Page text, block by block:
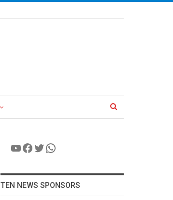
YouTube
Facebook
Twitter
WhatsApp
TEN NEWS SPONSORS